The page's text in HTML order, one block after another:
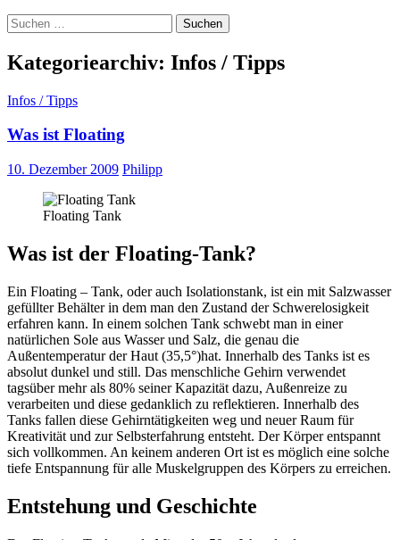
Suchen
nach:
Kategoriearchiv: Infos / Tipps
Infos / Tipps
Was ist Floating
10. Dezember 2009 Philipp
Floating Tank
Was ist der Floating-Tank?
Ein Floating – Tank, oder auch Isolationstank, ist ein mit Salzwasser
gefüllter Behälter in dem man den Zustand der Schwerelosigkeit
erfahren kann. In einem solchen Tank schwebt man in einer
natürlichen Sole aus Wasser und Salz, die genau die
Außentemperatur der Haut (35,5°)hat. Innerhalb des Tanks ist es
absolut dunkel und still. Das menschliche Gehirn verwendet
tagsüber mehr als 80% seiner Kapazität dazu, Außenreize zu
verarbeiten und diese gedanklich zu reflektieren. Innerhalb des
Tanks fallen diese Gehirntätigkeiten weg und neuer Raum für
Kreativität und zur Selbsterfahrung entsteht. Der Körper entspannt
sich vollkommen. An keinem anderen Ort ist es möglich eine solche
tiefe Entspannung für alle Muskelgruppen des Körpers zu erreichen.
Entstehung und Geschichte